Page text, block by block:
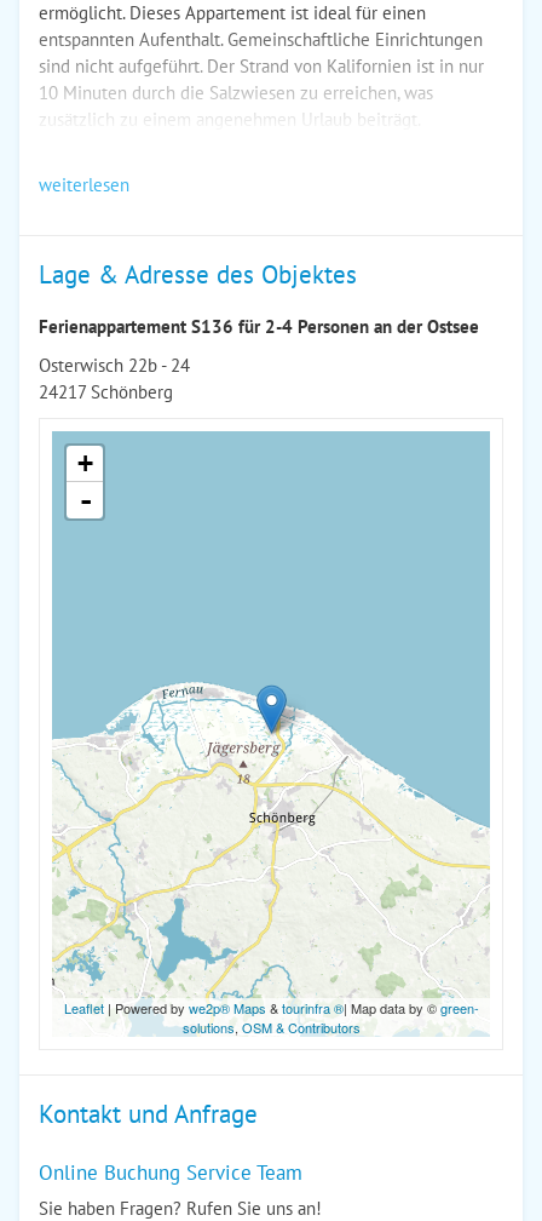
ermöglicht. Dieses Appartement ist ideal für einen
entspannten Aufenthalt. Gemeinschaftliche Einrichtungen
sind nicht aufgeführt. Der Strand von Kalifornien ist in nur
10 Minuten durch die Salzwiesen zu erreichen, was
zusätzlich zu einem angenehmen Urlaub beiträgt.
weiterlesen
Lage & Adresse des Objektes
Ferienappartement S136 für 2-4 Personen an der Ostsee
Osterwisch 22b - 24
24217 Schönberg
+
-
Leaflet| Powered by we2p® Maps &tourinfra ®| Map data by ©green-
solutions, OSM & Contributors
Kontakt und Anfrage
Online Buchung Service Team
Sie haben Fragen? Rufen Sie uns an!